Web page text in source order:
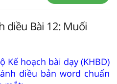
diều Bài 12: Muối
Kế hoạch bài dạy (KHBD)
diều bản word chuẩn